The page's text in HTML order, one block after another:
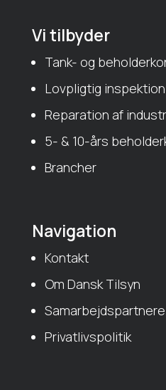
Vi tilbyder
Tank- og
Lovpligtig
Reparation af
5- & 10-års
Brancher
Navigation
Kontakt
Om Dansk Tilsyn
Samarbejdspartnere
Privatlivspolitik